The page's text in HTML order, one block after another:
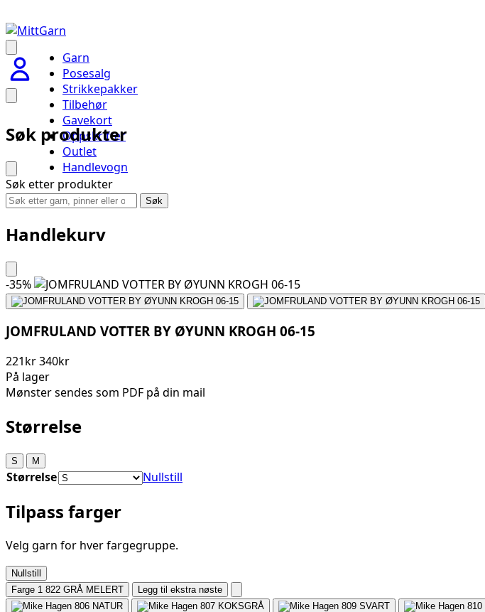
Garn
Posesalg
Strikkepakker
Tilbehør
Gavekort
Oppskrifter
Outlet
Handlevogn
Søk produkter
Søk etter produkter
Søk
Handlekurv
-35%
JOMFRULAND VOTTER BY ØYUNN KROGH 06-15
221kr340kr
På lager
Mønster sendes som PDF på din mail
Størrelse
S M
Størrelse Nullstill
Tilpass farger
Velg garn for hver fargegruppe.
Nullstill
Farge 1 822 GRÅ MELERT
Legg til ekstra nøste
806 NATUR 807 KOKSGRÅ 809 SVART 810